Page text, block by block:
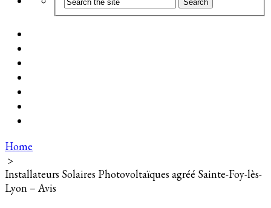
Home
>
Installateurs Solaires Photovoltaïques agréé Sainte-Foy-lès-
Lyon – Avis